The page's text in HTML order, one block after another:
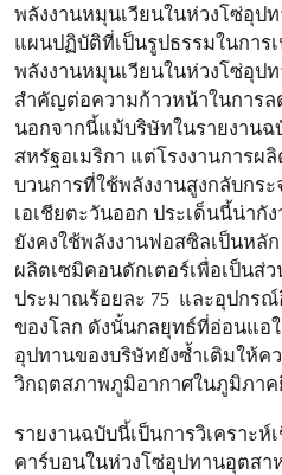
พลังงานหมุนเวียนในห่วงโซ่อุป
แผนปฏิบัติที่เป็นรูปธรรมในการ
พลังงานหมุนเวียนในห่วงโซ่อุป
สำคัญต่อความก้าวหน้าในการ
นอกจากนี้แม้บริษัทในรายงานฉ
สหรัฐอเมริกา แต่โรงงานการผ
บวนการที่ใช้พลังงานสูงกลับกร
เอเชียตะวันออก ประเด็นนี้น่ากั
ยังคงใช้พลังงานฟอสซิลเป็นหลั
ผลิตเซมิคอนดักเตอร์เพื่อเป็นส่
ประมาณร้อยละ 75 และอุปกรณ์
ของโลก ดังนั้นกลยุทธ์ที่อ่อนแอ
อุปทานของบริษัทยังซ้ำเติมให้ค
วิกฤตสภาพภูมิอากาศในภูมิภาค
รายงานฉบับนี้เป็นการวิเคราะห์
คาร์บอนในห่วงโซ่อุปทานอุตสา